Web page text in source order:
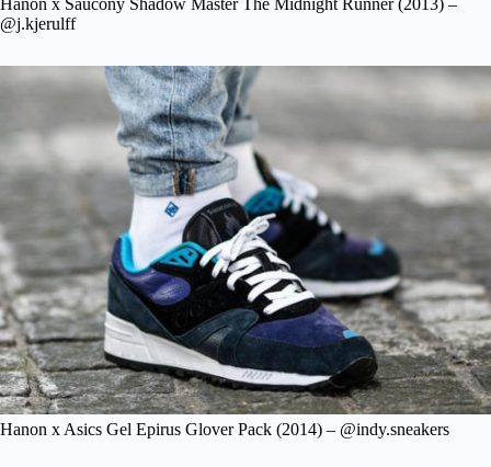
Hanon x Saucony Shadow Master The Midnight Runner (2013) –
@j.kjerulff
Hanon x Asics Gel Epirus Glover Pack (2014) – @indy.sneakers